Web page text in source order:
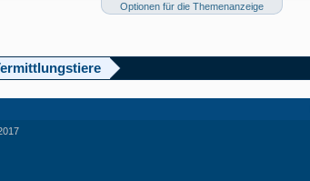
Optionen für die Themenanzeige